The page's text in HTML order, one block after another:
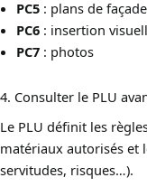
PC5: plans de
PC6: insertion
PC7: photos
4. Consulter le PLU
Le PLU définit les
matériaux autorisés et
servitudes, risques…).